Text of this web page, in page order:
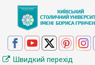
Швидкий перехід